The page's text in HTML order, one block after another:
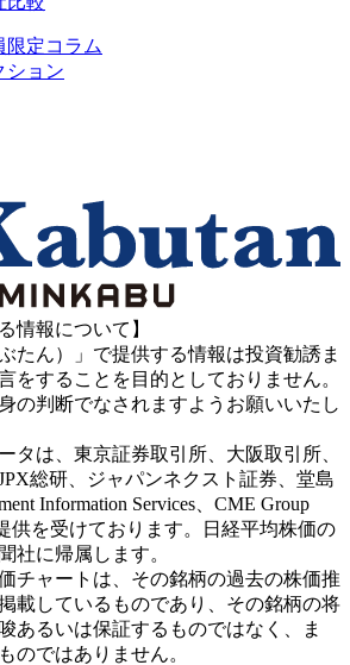
限定コラム
ション
情報について】
たん）」で提供する情報は投資勧誘ま
をすることを目的としておりません。
の判断でなされますようお願いいたし
タは、東京証券取引所、大阪取引所、
総研、ジャパンネクスト証券、堂島
Information Services、CME Group
供を受けております。日経平均株価の
社に帰属します。
チャートは、その銘柄の過去の株価推
載しているものであり、その銘柄の将
あるいは保証するものではなく、ま
のではありません。